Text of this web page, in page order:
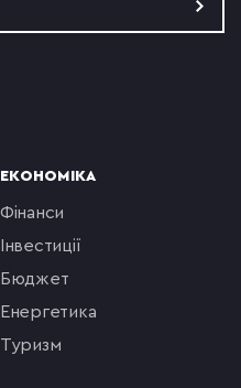
ЕКОНОМІКА
фінанси
інвестиції
бюджет
енергетика
туризм